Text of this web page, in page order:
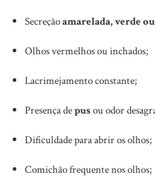
Secreçãoamarelada, verde
Olhos vermelhos ou inchados;
Lacrimejamento constante;
Presença depusou odor
Dificuldade para abrir os olhos;
Comichão frequente nos olhos;